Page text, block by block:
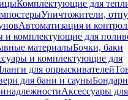
Комплектующие для
Уничтожители,
Автоматизация и
и комплектующие для
материалыБочки, баки
и комплектующие для
для опрыскивателей
для бани и сауны
Аксессуары для